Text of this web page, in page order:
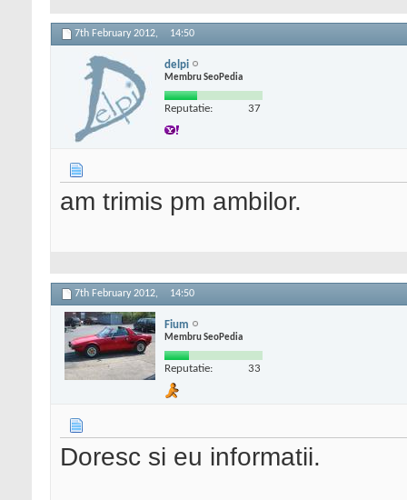
7th February 2012, 14:50
delpi
Membru SeoPedia
Reputatie: 37
am trimis pm ambilor.
7th February 2012, 14:50
Fium
Membru SeoPedia
Reputatie: 33
Doresc si eu informatii.